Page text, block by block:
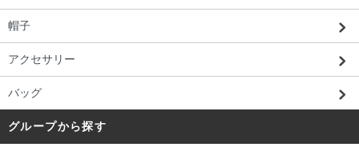
帽子
アクセサリー
バッグ
グループから探す